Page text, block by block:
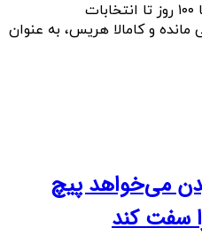
خط انرژی| در حالی که تنها ۱۰۰ روز تا انتخابات
و کامالا هریس، به عنوان
می‌خواهد پیچ
سفت کند